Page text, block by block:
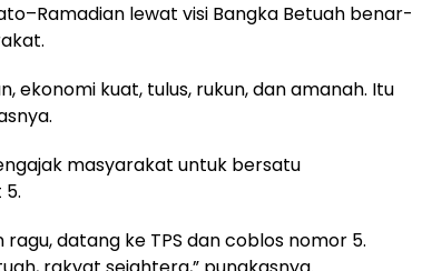
lewat visi Bangka Betuah benar-
ekonomi kuat, tulus, rukun, dan amanah. Itu
masyarakat untuk bersatu
datang ke TPS dan coblos nomor 5.